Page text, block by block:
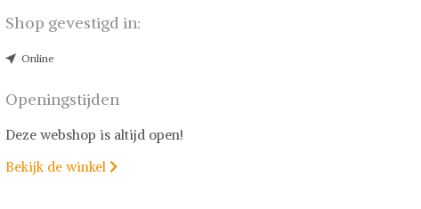
Shop gevestigd in:
Online
Openingstijden
Deze webshop is altijd open!
Bekijk de winkel 